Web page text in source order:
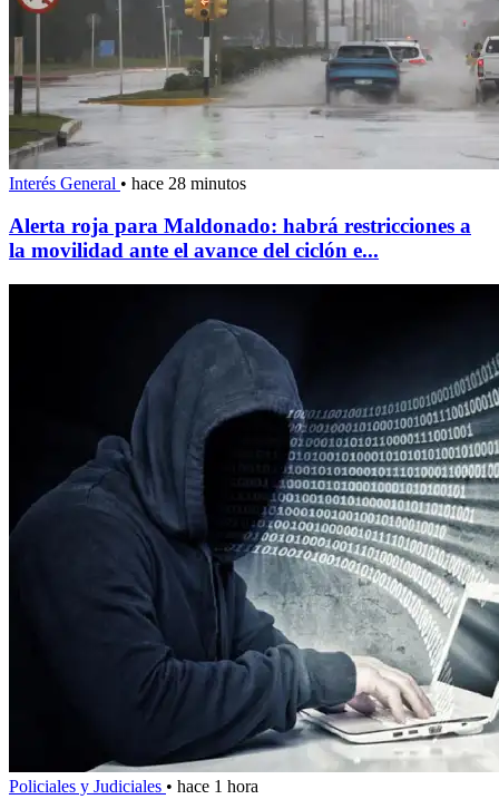
Interés General • hace 28 minutos
Alerta roja para Maldonado: habrá restricciones a
la movilidad ante el avance del ciclón e...
Policiales y Judiciales • hace 1 hora